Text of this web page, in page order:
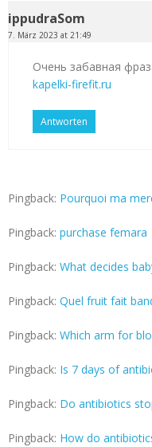
ippudraSom
7. März 2023 at 21:49
Очень забавная
kapelki-firefit.ru
Antworten
Pingback: Pourquoi ma
Pingback: purchase femara
Pingback: What decides
Pingback: Quel fruit fait
Pingback: Which arm for
Pingback: Is 7 days of
Pingback: Do antibiotics
Pingback: How do